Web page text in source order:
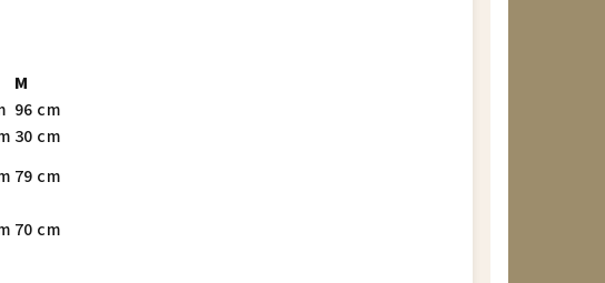
M
96 cm
30 cm
79 cm
70 cm